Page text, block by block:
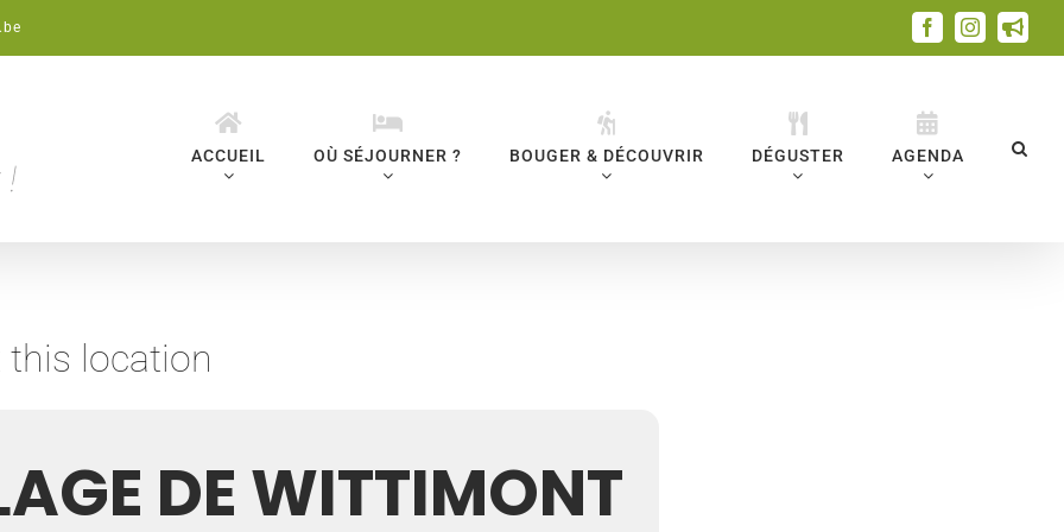
Facebook
Instagram
Email
ACCUEIL OÙ SÉJOURNER ? BOUGER & DÉCOUVRIR DÉGUSTER AGENDA
this location
DE WITTIMONT